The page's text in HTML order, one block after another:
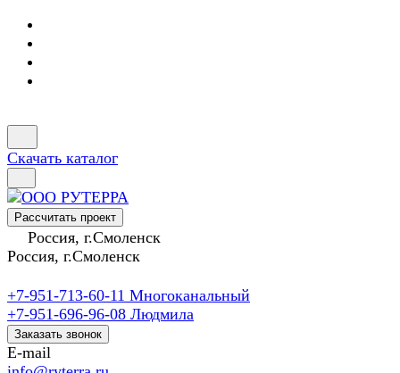
Скачать каталог
Рассчитать проект
Россия, г.Смоленск
Россия, г.Смоленск
+7-951-713-60-11 Многоканальный
+7-951-696-96-08 Людмила
Заказать звонок
E-mail